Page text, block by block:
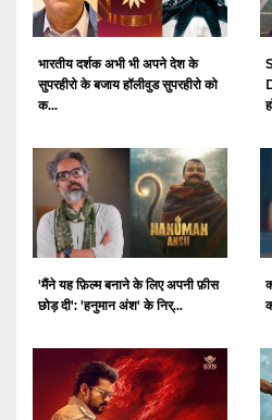
भारतीय दर्शक अभी भी अपने देश के
सुपरहीरो के बजाय हॉलीवुड सुपरहीरो को
क...
'मैंने यह फ़िल्म बनाने के लिए अपनी फ़ीस
छोड़ दी': 'हनुमान अंश' के निर्...